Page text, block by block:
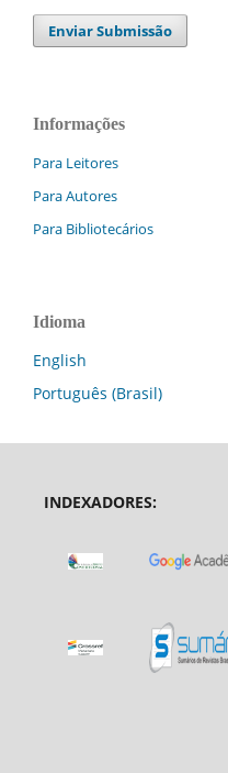
Enviar Submissão
Informações
Para Leitores
Para Autores
Para Bibliotecários
Idioma
English
Português (Brasil)
INDEXADORES: